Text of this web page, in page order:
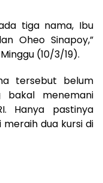
tiga nama, Ibu
Oheo Sinapoy,”
(10/3/19).
tersebut belum
bakal menemani
Hanya pastinya
dua kursi di